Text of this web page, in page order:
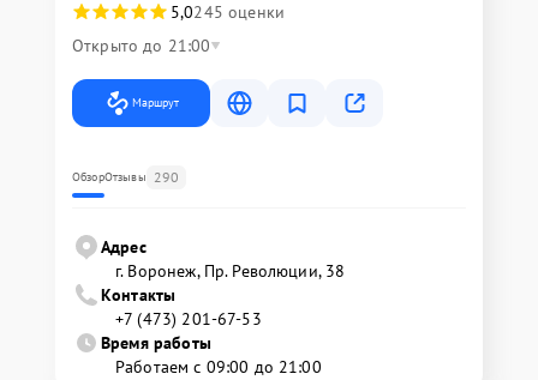
5,0245 оценки
Открыто до 21:00
Маршрут
ОбзорОтзывы 290
Адрес
г. Воронеж, Пр. Революции, 38
Контакты
+7 (473) 201-67-53
Время работы
Работаем с 09:00 до 21:00